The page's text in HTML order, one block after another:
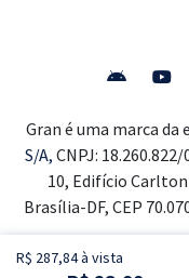
R$ 287,84 à vista
Gran é uma marca da
S/A, CNPJ:
10, Edifício Carlton
Brasília-DF, CEP